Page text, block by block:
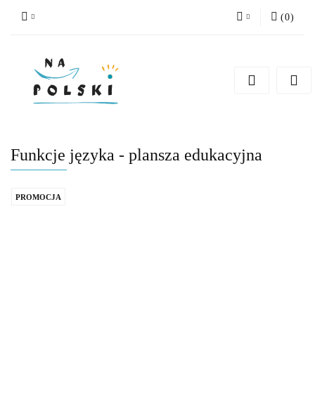
Zarejestruj się
(0)
Funkcje języka - plansza edukacyjna
PROMOCJA